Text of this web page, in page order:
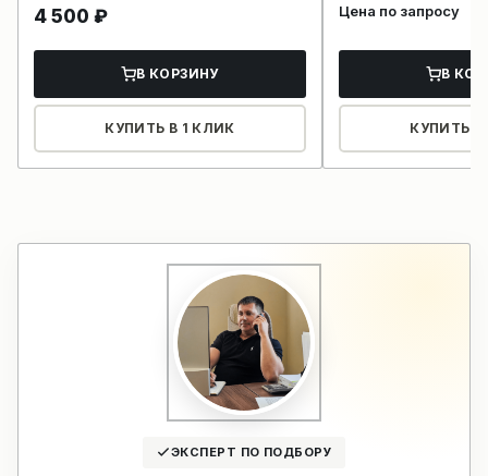
4 500 ₽
В КОРЗИНУ
КУПИТЬ В 1 КЛИК
Цена по запросу
В
КУПИТЬ В
ЭКСПЕРТ ПО ПОДБОРУ